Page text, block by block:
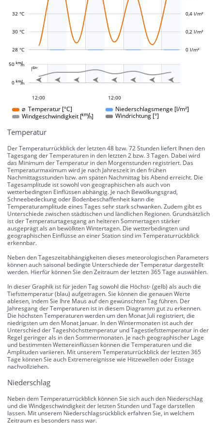
28 °C
30 °C
32 °C
0 l/m²
0,2 l/m²
0,4 l/m²

50 
0 
12:00
12:00
18:00
12:00 12:00
       
⌀ Temperatur [°C] Niederschlagsmenge [l/m²]
Windgeschwindigkeit [] Windrichtung [°]
Temperatur
Der Temperaturrückblick der letzten 48 bzw. 72 Stunden liefert Ihnen den
Tagesgang der Temperaturen in den letzten 2 bzw. 3 Tagen. Dabei wird
das Minimum der Temperatur in den Morgenstunden registriert. Das
Temperaturmaximum wird je nach Jahreszeit in den frühen
Nachmittagsstunden bzw. am späten Nachmittag bis Abend erreicht. Die
Tagesamplitude ist sowohl von geographischen als auch von
wetterbedingten Einflüssen abhängig. Je nach Bewölkungsgrad,
Schneebedeckung oder Bodenbeschaffenheit kann die
Temperaturamplitude eines Tages sehr stark schwanken. Zudem gibt es
Unterschiede zwischen städtischen und ländlichen Regionen. Grundsätzlich
ist der Temperaturtagesgang an heiteren Sommertagen stärker
ausgeprägt als an bewölkten Wintertagen. Die wetterbedingten und
geographischen Einflüsse an einer Station sind im Temperaturrückblick
erkennbar.
Neben den Tageszeitabhängigkeiten dieses meteorologischen Parameters
können auch saisonal bedingte Unterschiede der Temperatur dargestellt
werden. Hierfür können Sie den Zeitraum der letzten 365 Tage auswählen.
In dieser Graphik ist für jeden Tag sowohl die Höchst- (gelb) als auch die
Tiefsttemperatur (blau) aufgetragen. Sie können die genauen Werte
ablesen, indem Sie Ihre Maus auf den gewünschten Tag führen. Der
Jahresgang der Temperaturen ist in diesem Diagramm gut zu erkennen.
Die höchsten Temperaturen werden um den Monat Juli registriert, die
niedrigsten um den Monat Januar. In den Wintermonaten ist auch der
Unterschied der Tageshöchsttemperatur und Tagestiefsttemperatur in der
Regel geringer als in den Sommermonaten. Je nach geographischer Lage
und bestimmten Wettereinflüssen können die Temperaturen und die
Amplituden variieren. Mit unserem Temperaturrückblick der letzten 365
Tage können Sie auch Extremereignisse wie Hitzewellen oder Eistage
nachvollziehen.
Niederschlag
Neben dem Temperaturrückblick können Sie sich auch den Niederschlag
und die Windgeschwindigkeit der letzten Stunden und Tage darstellen
lassen. Mit unserem Niederschlagsrückblick erfahren Sie, in welchem
Zeitraum es besonders nass war.